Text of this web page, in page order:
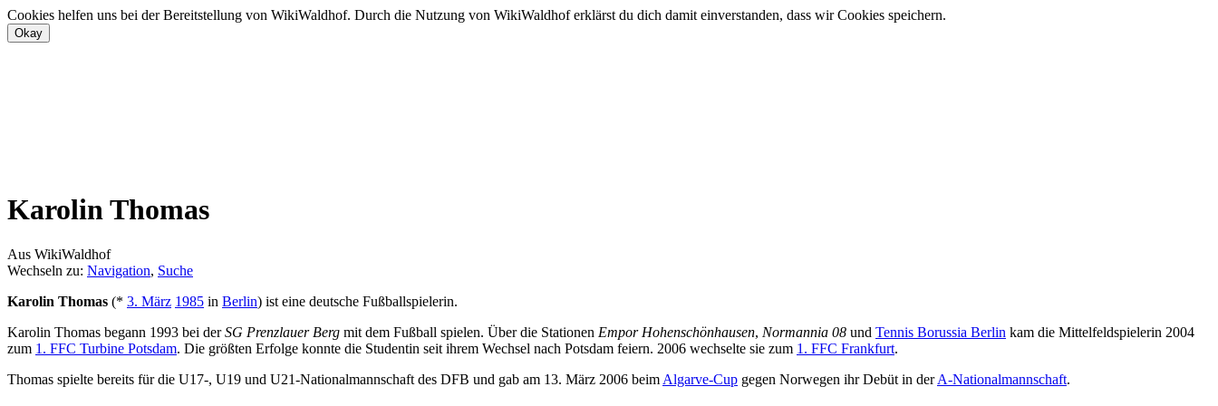
Cookies helfen uns bei der Bereitstellung von WikiWaldhof. Durch die Nutzung von WikiWaldhof erklärst du dich damit einverstanden, dass wir Cookies speichern.
Karolin Thomas
Aus WikiWaldhof
Wechseln zu: Navigation, Suche
Karolin Thomas (* 3. März 1985 in Berlin) ist eine deutsche Fußballspielerin.
Karolin Thomas begann 1993 bei derSG Prenzlauer Berg mit dem Fußball spielen. Über die Stationen Empor Hohenschönhausen, Normannia 08 und Tennis Borussia Berlin kam die Mittelfeldspielerin 2004
zum 1. FFC Turbine Potsdam. Die größten Erfolge konnte die Studentin seit ihrem Wechsel nach Potsdam feiern. 2006 wechselte sie zum 1. FFC Frankfurt.
Thomas spielte bereits für die U17-, U19 und U21-Nationalmannschaft des DFB und gab am 13. März 2006 beim Algarve-Cup gegen Norwegen ihr Debüt in derA-Nationalmannschaft.